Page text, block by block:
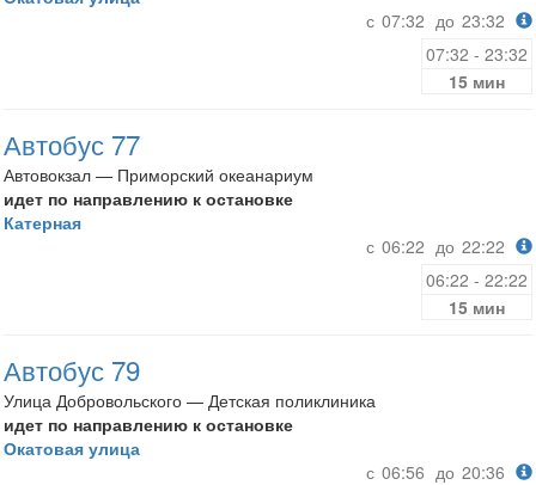
с 07:32 до 23:32
07:32 - 23:32
15 мин
Автобус 77
Автовокзал — Приморский океанариум
идет по направлению к остановке
Катерная
с 06:22 до 22:22
06:22 - 22:22
15 мин
Автобус 79
Улица Добровольского — Детская поликлиника
идет по направлению к остановке
Окатовая улица
с 06:56 до 20:36